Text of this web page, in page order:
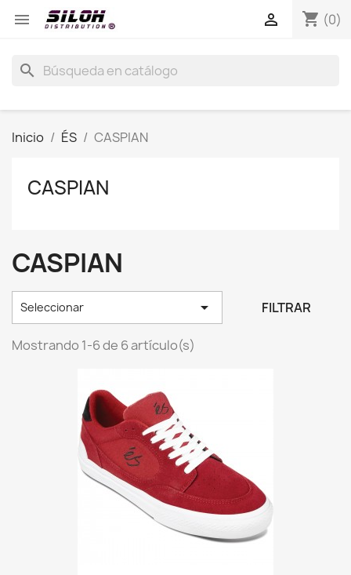
 shopping_cart (0)

search
Inicio ÉS CASPIAN
CASPIAN
CASPIAN
Seleccionar  FILTRAR
Mostrando 1-6 de 6 artículo(s)